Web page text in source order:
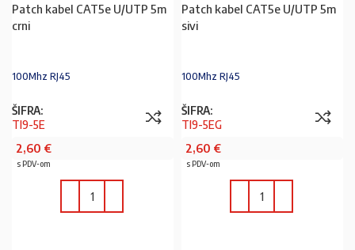
Patch kabel CAT5e U/UTP 5m
crni
100Mhz RJ45
ŠIFRA:
TI9-5E
2,60 €
s PDV-om
Patch kabel CAT5e U/UTP 5m
sivi
100Mhz RJ45
ŠIFRA:
TI9-5EG
2,60 €
s PDV-om